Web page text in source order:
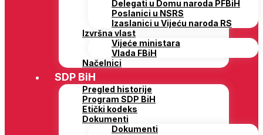
Delegati u Domu naroda PFBiH
Poslanici u NSRS
Izaslanici u Vijeću naroda RS
Izvršna vlast
Vijeće ministara
Vlada FBiH
Načelnici
SDP BiH
Pregled historije
Program SDP BiH
Etički kodeks
Dokumenti
Dokumenti